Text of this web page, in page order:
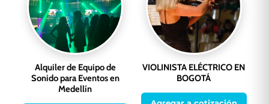
Alquiler de Equipo de
Sonido para Eventos en
Medellín
VIOLINISTA ELÉCTRICO EN
BOGOTÁ